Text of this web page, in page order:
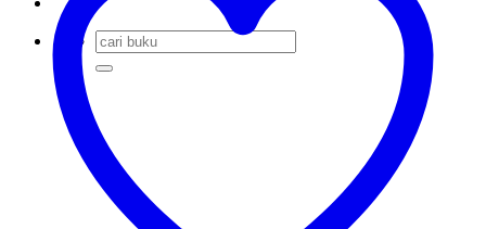
Search
for: